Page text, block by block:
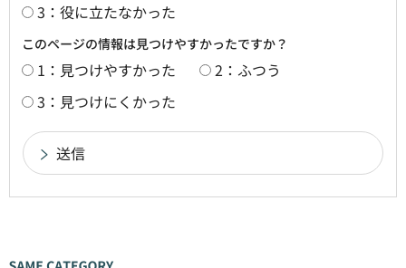
3：役に立たなかった
このページの情報は見つけやすかったですか？
1：見つけやすかった
2：ふつう
3：見つけにくかった